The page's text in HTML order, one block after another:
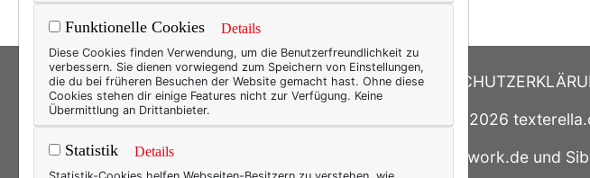
© 2026
blogwork.de und
Funktionelle Cookies Details
Diese Cookies finden Verwendung, um die Benutzerfreundlichkeit zu
verbessern. Sie dienen vorwiegend zum Speichern von Einstellungen,
die du bei früheren Besuchen der Website gemacht hast. Ohne diese
Cookies stehen dir einige Features nicht zur Verfügung. Keine
Übermittlung an Drittanbieter.
Statistik Details